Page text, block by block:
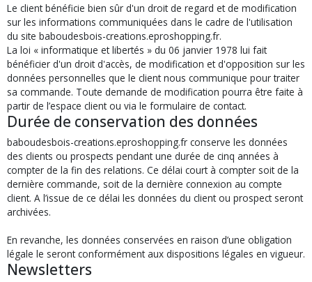
Le client bénéficie bien sûr d'un droit de regard et de modification
sur les informations communiquées dans le cadre de l'utilisation
du site baboudesbois-creations.eproshopping.fr.
La loi « informatique et libertés » du 06 janvier 1978 lui fait
bénéficier d'un droit d'accès, de modification et d'opposition sur les
données personnelles que le client nous communique pour traiter
sa commande. Toute demande de modification pourra être faite à
partir de l’espace client ou via le formulaire de contact.
Durée de conservation des données
baboudesbois-creations.eproshopping.fr conserve les données
des clients ou prospects pendant une durée de cinq années à
compter de la fin des relations. Ce délai court à compter soit de la
dernière commande, soit de la dernière connexion au compte
client. A l’issue de ce délai les données du client ou prospect seront
archivées.
En revanche, les données conservées en raison d’une obligation
légale le seront conformément aux dispositions légales en vigueur.
Newsletters